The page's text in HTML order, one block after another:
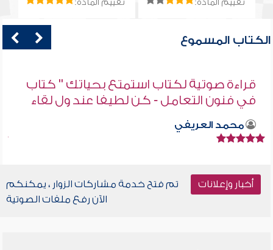
تقييم المادة: تقييم المادة:
الكتاب المسموع
قراءة صوتية لكتاب استمتع بحياتك " كتاب
في فنون التعامل - كن لطيفا عند ول لقاء
محمد العريفي
أخبار وإعلانات
تم فتح خدمة مشاركات الزوار ، يمكنكم
الآن رفع ملفات الصوتية